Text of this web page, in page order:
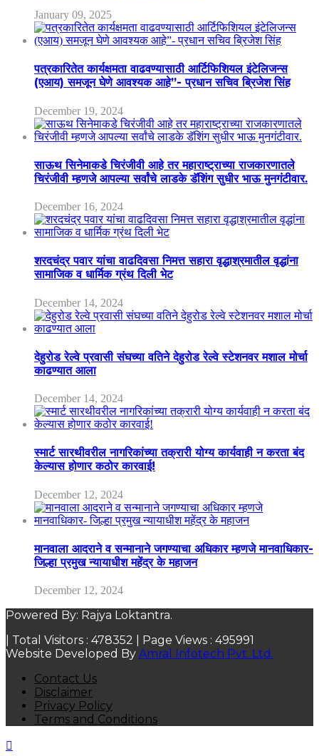
January 09, 2025
पत्रकारितेत कार्यक्षमता वाढवण्यासाठी आर्टिफिशियल इंटेलिजन्स
(एआय) समजून घेणे आवश्यक आहे”- प्रधान सचिव ब्रिजेश सिंह
December 19, 2024
साऊथ सिनेमाकडे चिरंजीवी आहे तर महाराष्ट्राच्या राजकारणातले
चिरंजीवी म्हणजे आपल्या सर्वांचे लाडके डॅशिंग सुधीर भाऊ मुनगंटीवार.
December 16, 2024
शरदचंद्र पवार यांचा वाढदिवसा निमत्त सहारा वृद्धाश्रमातील वृद्धांना
सामाजिक व धार्मिक ग्रंथ दिली भेट
December 14, 2024
देहुरोड रेल्वे प्रवासी संघच्या वतिने देहुरोड रेल्वे स्टेशनवर मशाल मोर्चा
काढण्यात आला
December 14, 2024
स्मार्ट सारथीवरील नागरिकांच्या तक्रारी योग्य कार्यवाही न करता बंद
केल्यास होणार कठोर कारवाई!
December 12, 2024
मानवाला आदराने व सन्मानाने जगण्याचा अधिकार म्हणजे मानवाधिकार-
जिल्हा प्रमुख न्यायाधीश महेंद्र के महाजन
December 12, 2024
Powered By: Rajya Loktantra.
| Total Visitors : 478352 | Page Views : 495991
Website Developed By Amral Infotech Pvt. Ltd.
Contact Us
Disclaimer
Privacy Policy
Terms and Conditions